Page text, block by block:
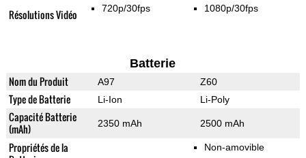
Résolutions Vidéo 720p/30fps 1080p/30fps
Batterie
Nom du Produit A97 Z60
Type de Batterie Li-Ion Li-Poly
Capacité Batterie
(mAh)
2350 mAh 2500 mAh
Propriétés de la
Non-amovible